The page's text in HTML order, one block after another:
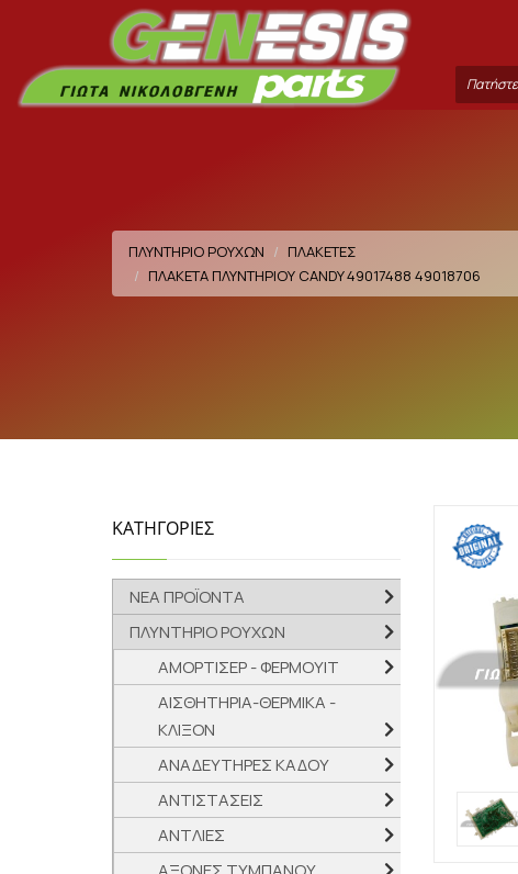
Search
term
ΠΛΥΝΤΗΡΙΟ ΡΟΥΧΩΝ
ΠΛΑΚΕΤΕΣ
ΠΛΑΚΕΤΑ ΠΛΥΝΤΗΡΙΟΥ CANDY 49017488 49018706
ΚΑΤΗΓΟΡΙΕΣ
ΝΕΑ ΠΡΟΪΟΝΤΑ
ΠΛΥΝΤΗΡΙΟ ΡΟΥΧΩΝ
ΑΜΟΡΤΙΣΕΡ - ΦΕΡΜΟΥΙΤ
ΑΙΣΘΗΤΗΡΙΑ-ΘΕΡΜΙΚΑ -
ΚΛΙΞΟΝ
ΑΝΑΔΕΥΤΗΡΕΣ ΚΑΔΟΥ
ΑΝΤΙΣΤΑΣΕΙΣ
ΑΝΤΛΙΕΣ